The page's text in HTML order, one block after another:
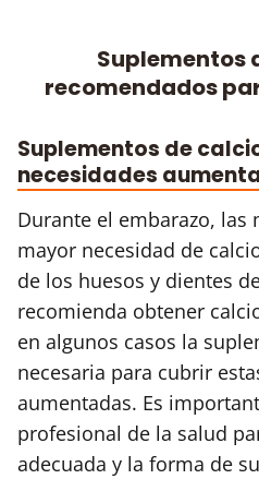
Suplementos
recomendados
Suplementos de
necesidades
Durante el embarazo, las
mayor necesidad de
de los huesos y dientes
recomienda obtener
en algunos casos la
necesaria para cubrir
aumentadas. Es
profesional de la salud
adecuada y la forma de